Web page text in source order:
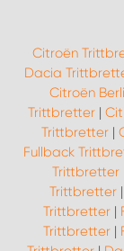
Citroën
Dacia
Citroën
Trittbretter |
Trittbretter |
Fullback
Trittbretter
Trittbretter |
Trittbretter|
Trittbretter |